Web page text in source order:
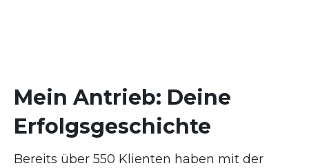
Mein Antrieb: Deine
Erfolgsgeschichte
Bereits über 550 Klienten haben mit der